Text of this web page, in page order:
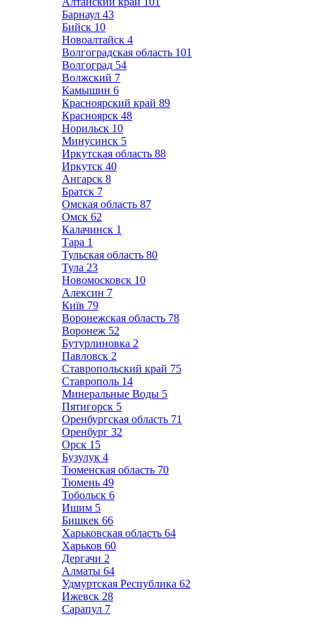
Барнаул 43
Бийск 10
Новоалтайск 4
Волгоградская область 101
Волгоград 54
Волжский 7
Камышин 6
Красноярский край 89
Красноярск 48
Норильск 10
Минусинск 5
Иркутская область 88
Иркутск 40
Ангарск 8
Братск 7
Омская область 87
Омск 62
Калачинск 1
Тара 1
Тульская область 80
Тула 23
Новомосковск 10
Алексин 7
Київ 79
Воронежская область 78
Воронеж 52
Бутурлиновка 2
Павловск 2
Ставропольский край 75
Ставрополь 14
Минеральные Воды 5
Пятигорск 5
Оренбургская область 71
Оренбург 32
Орск 15
Бузулук 4
Тюменская область 70
Тюмень 49
Тобольск 6
Ишим 5
Бишкек 66
Харьковская область 64
Харьков 60
Дергачи 2
Алматы 64
Удмуртская Республика 62
Ижевск 28
Сарапул 7